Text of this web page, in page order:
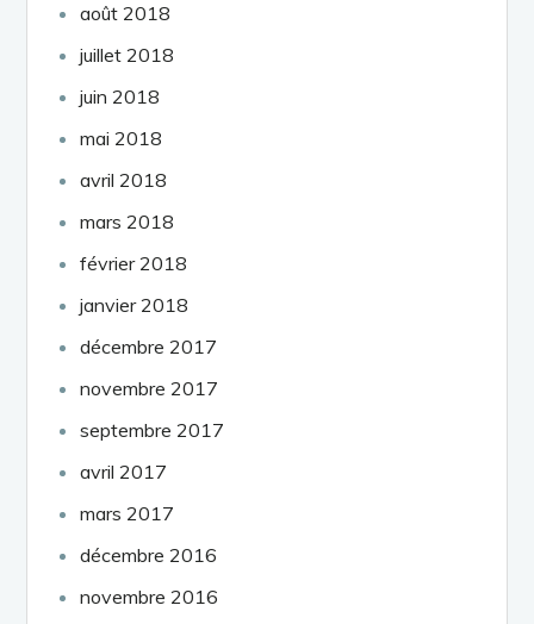
août 2018
juillet 2018
juin 2018
mai 2018
avril 2018
mars 2018
février 2018
janvier 2018
décembre 2017
novembre 2017
septembre 2017
avril 2017
mars 2017
décembre 2016
novembre 2016